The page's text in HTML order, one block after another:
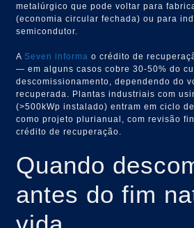
metalúrgico que pode voltar para
(economia circular fechada) ou para
semicondutor.
A Seven informa o crédito de
— em alguns casos cobre 30-50% do
descomissionamento, dependendo do
recuperada. Plantas industriais com
(>500kWp instalado) entram em ciclo
como projeto plurianual, com revisão
crédito de recuperação.
Quando
antes do fim